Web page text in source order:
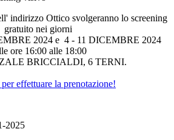
indirizzo Ottico svolgeranno lo screening
gratuito nei giorni
2024 e 4 - 11 DICEMBRE 2024
ore 16:00 alle 18:00
BRICCIALDI, 6 TERNI.
effettuare la prenotazione!
2025